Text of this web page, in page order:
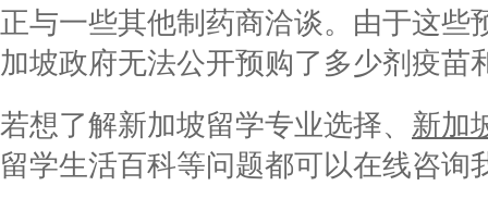
正与一些其他制药商洽谈。由于这些
加坡政府无法公开预购了多少剂疫苗
若想了解新加坡留学专业选择、 新加
留学生活百科等问题都可以在线咨询